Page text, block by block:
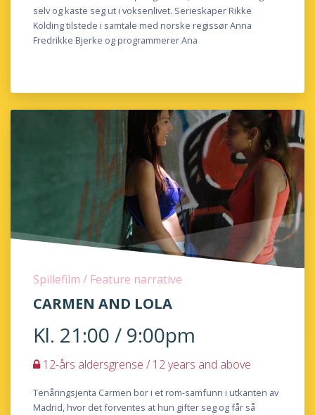
selv og kaste seg ut i voksenlivet. Serieskaper Rikke
Kolding tilstede i samtale med norske regissør Anna
Fredrikke Bjerke og programmerer Ana
Spillefilm / Feature narrative
CARMEN AND LOLA
Kl. 21:00 / 9:00pm
12-års aldersgrense / 12 years and above
Tenåringsjenta Carmen bor i et rom-samfunn i utkanten av
Madrid, hvor det forventes at hun gifter seg og får så